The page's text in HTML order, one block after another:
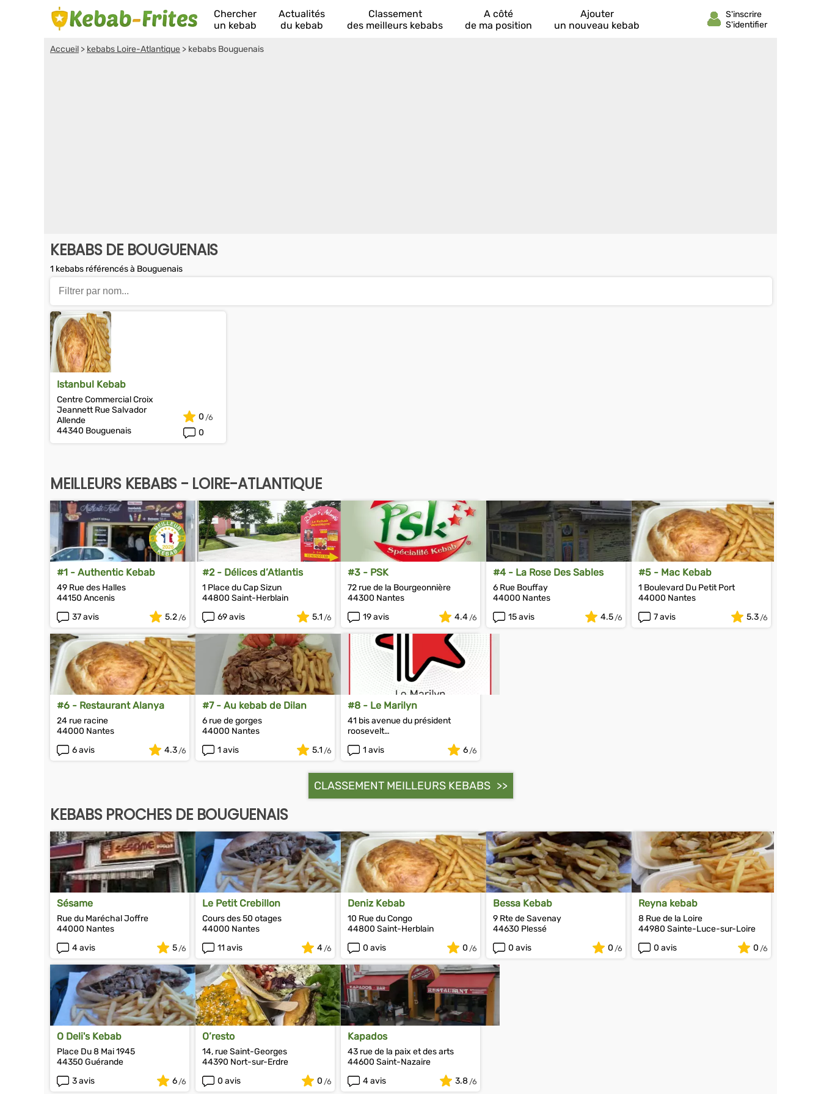
Chercher
un kebab
Actualités
du kebab
Classement
des meilleurs kebabs
A côté
de ma position
Ajouter
un nouveau kebab
Accueil > kebabs Loire-Atlantique > kebabs Bouguenais
KEBABS DE BOUGUENAIS
1 kebabs référencés à Bouguenais
Istanbul Kebab
Centre Commercial Croix
Jeannett Rue Salvador
Allende
44340 Bouguenais
0
0
MEILLEURS KEBABS - LOIRE-ATLANTIQUE
#1 - Authentic Kebab
49 Rue des Halles
44150 Ancenis
37 avis
5.2
#2 - Délices d’Atlantis
1 Place du Cap Sizun
44800 Saint-Herblain
69 avis
5.1
#3 - PSK
72 rue de la Bourgeonnière
44300 Nantes
19 avis
4.4
#4 - La Rose Des Sables
6 Rue Bouffay
44000 Nantes
15 avis
4.5
#5 - Mac Kebab
1 Boulevard Du Petit Port
44000 Nantes
7 avis
5.3
#6 - Restaurant Alanya
24 rue racine
44000 Nantes
6 avis
4.3
#7 - Au kebab de Dilan
6 rue de gorges
44000 Nantes
1 avis
5.1
#8 - Le Marilyn
41 bis avenue du président
roosevelt
44250 Saint-Brevin-les-Pins
1 avis 6
CLASSEMENT MEILLEURS KEBABS
KEBABS PROCHES DE BOUGUENAIS
Sésame
Rue du Maréchal Joffre
44000 Nantes
4 avis
5
Le Petit Crebillon
Cours des 50 otages
44000 Nantes
11 avis
4
Deniz Kebab
10 Rue du Congo
44800 Saint-Herblain
0 avis
0
Bessa Kebab
9 Rte de Savenay
44630 Plessé
0 avis
0
Reyna kebab
8 Rue de la Loire
44980 Sainte-Luce-sur-Loire
0 avis
0
O Deli's Kebab
Place Du 8 Mai 1945
44350 Guérande
3 avis
6
O’resto
14, rue Saint-Georges
44390 Nort-sur-Erdre
0 avis
0
Kapados
43 rue de la paix et des arts
44600 Saint-Nazaire
4 avis
3.8